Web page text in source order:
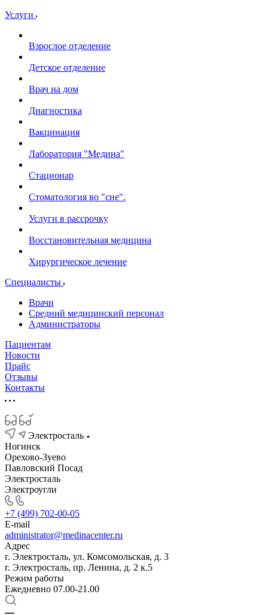
Услуги
Взрослое отделение
Детское отделение
Врач на дом
Диагностика
Вакцинация
Лаборатория "Медина"
Стационар
Стоматология во "сне".
Услуги в рассрочку
Восстановительная медицина
Хирургическое лечение
Специалисты
Врачи
Средний медицинский персонал
Администраторы
Пациентам
Новости
Прайс
Отзывы
Контакты
Электросталь
Ногинск
Орехово-Зуево
Павловский Посад
Электросталь
Электроугли
+7 (499) 702-00-05
E-mail
administrator@medinacenter.ru
Адрес
г. Электросталь, ул. Комсомольская, д. 3
г. Электросталь, пр. Ленина, д. 2 к.5
Режим работы
Ежедневно 07.00-21.00